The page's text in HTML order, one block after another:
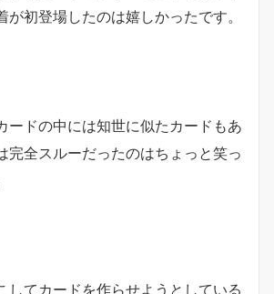
が初登場したのは嬉しかったです。
ードの中には知世に似たカードもあ
完全スルーだったのはちょっと笑っ
してカードを作らせようとしている